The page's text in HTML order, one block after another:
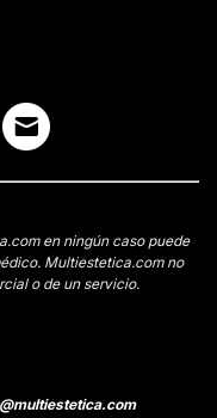
en ningún caso puede
Multiestetica.com no
o de un servicio.